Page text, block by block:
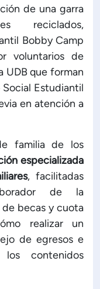
de una garra
reciclados,
Bobby Camp
voluntarios de
UDB que forman
Estudiantil
en atención a
familia de los
especializada
, facilitadas
de la
becas y cuota
realizar un
de egresos e
contenidos